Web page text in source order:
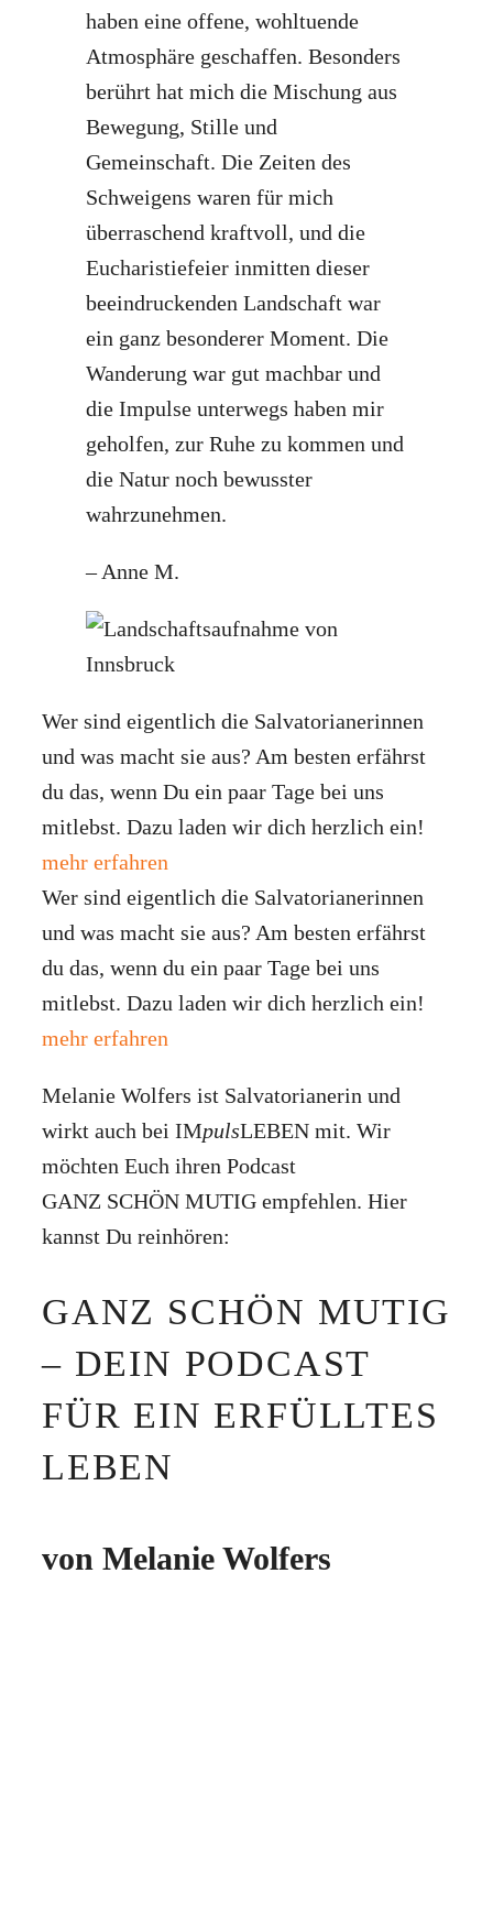
haben eine offene, wohltuende
Atmosphäre geschaffen. Besonders
berührt hat mich die Mischung aus
Bewegung, Stille und
Gemeinschaft. Die Zeiten des
Schweigens waren für mich
überraschend kraftvoll, und die
Eucharistiefeier inmitten dieser
beeindruckenden Landschaft war
ein ganz besonderer Moment. Die
Wanderung war gut machbar und
die Impulse unterwegs haben mir
geholfen, zur Ruhe zu kommen und
die Natur noch bewusster
wahrzunehmen.
– Anne M.
Wer sind eigentlich die Salvatorianerinnen
und was macht sie aus? Am besten erfährst
du das, wenn Du ein paar Tage bei uns
mitlebst. Dazu laden wir dich herzlich ein!
mehr erfahren
Wer sind eigentlich die Salvatorianerinnen
und was macht sie aus? Am besten erfährst
du das, wenn du ein paar Tage bei uns
mitlebst. Dazu laden wir dich herzlich ein!
mehr erfahren
Melanie Wolfers ist Salvatorianerin und
wirkt auch bei IMpulsLEBEN mit. Wir
möchten Euch ihren Podcast
GANZ SCHÖN MUTIG empfehlen. Hier
kannst Du reinhören:
GANZ SCHÖN MUTIG
– DEIN PODCAST
FÜR EIN ERFÜLLTES
LEBEN
von Melanie Wolfers